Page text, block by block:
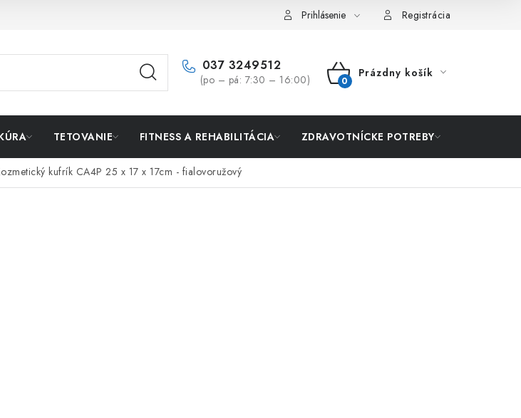
Prihlásenie Registrácia
037 3249512
(po – pá: 7:30 – 16:00)
NÁKUPNÝ
Prázdny košík
TETOVANIE FITNESS A REHABILITÁCIA ZDRAVOTNÍCKE POTREBY
kufrík CA4P 25 x 17 x 17cm - fialovoružový